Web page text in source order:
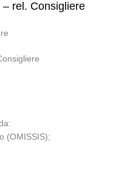
– rel. Consigliere
(OMISSIS);